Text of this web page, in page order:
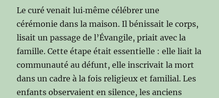
Le curé venait lui‑même célébrer une
cérémonie dans la maison. Il bénissait le corps,
lisait un passage de l’Évangile, priait avec la
famille. Cette étape était essentielle : elle liait la
communauté au défunt, elle inscrivait la mort
dans un cadre à la fois religieux et familial. Les
enfants observaient en silence, les anciens